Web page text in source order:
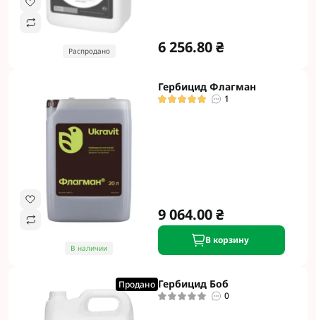
Распродано 6 256.80 ₴
В наличии
Гербицид Флагман
1
9 064.00 ₴
В корзину
Продано Гербицид Боб
0